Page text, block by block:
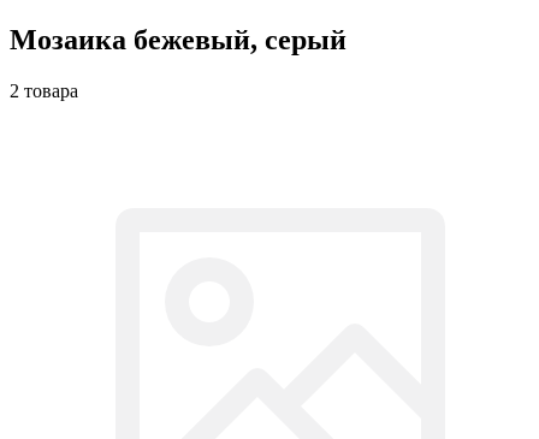
Мозаика бежевый, серый
2 товара